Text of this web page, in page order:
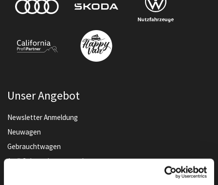
Unser Angebot
Newsletter Anmeldung
Neuwagen
Gebrauchtwagen
Audi Gebrauchtwagen :plus